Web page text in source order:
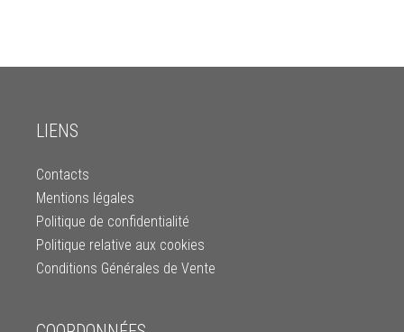
LIENS
Contacts
Mentions légales
Politique de confidentialité
Politique relative aux cookies
Conditions Générales de Vente